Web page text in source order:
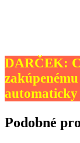
DARČEK:
Podobné